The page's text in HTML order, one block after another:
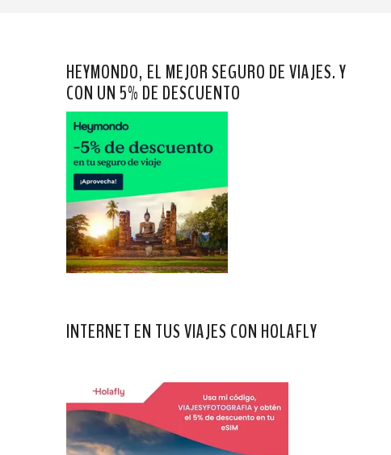
HEYMONDO, EL MEJOR SEGURO DE VIAJES. Y
CON UN 5% DE DESCUENTO
INTERNET EN TUS VIAJES CON HOLAFLY